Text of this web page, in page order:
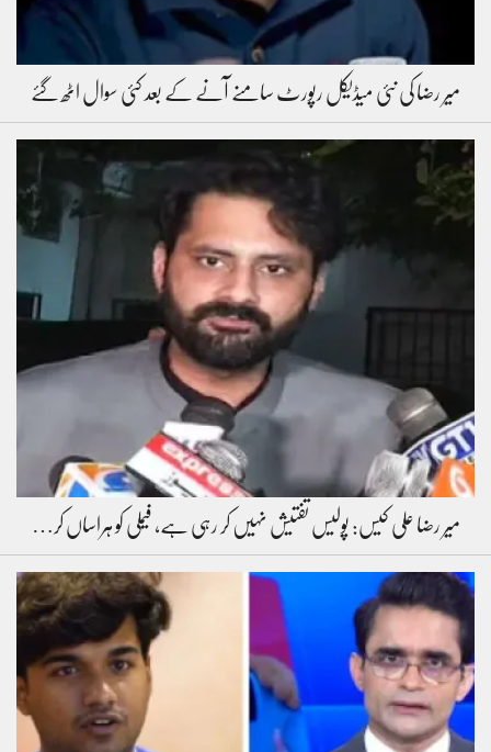
میر رضا کی نئی میڈیکل رپورٹ سامنے آنے کے بعد کئی سوال اٹھ گئے
میر رضا علی کیس: پولیس تفتیش نہیں کر رہی ہے، فیملی کو ہراساں کر…